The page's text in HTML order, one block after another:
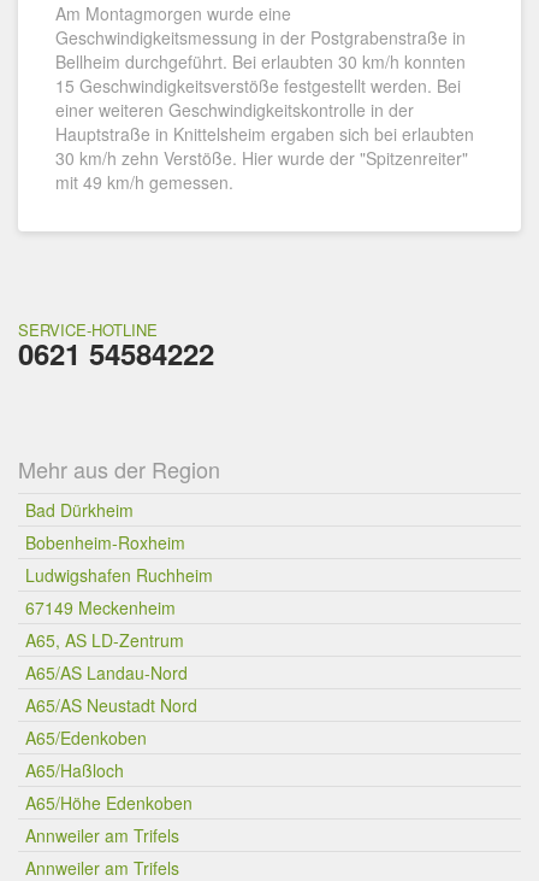
Am Montagmorgen wurde eine
Geschwindigkeitsmessung in der Postgrabenstraße in
Bellheim durchgeführt. Bei erlaubten 30 km/h konnten
15 Geschwindigkeitsverstöße festgestellt werden. Bei
einer weiteren Geschwindigkeitskontrolle in der
Hauptstraße in Knittelsheim ergaben sich bei erlaubten
30 km/h zehn Verstöße. Hier wurde der "Spitzenreiter"
mit 49 km/h gemessen.
SERVICE-HOTLINE
0621 54584222
Mehr aus der Region
Bad Dürkheim
Bobenheim-Roxheim
Ludwigshafen Ruchheim
67149 Meckenheim
A65, AS LD-Zentrum
A65/AS Landau-Nord
A65/AS Neustadt Nord
A65/Edenkoben
A65/Haßloch
A65/Höhe Edenkoben
Annweiler am Trifels
Annweiler am Trifels